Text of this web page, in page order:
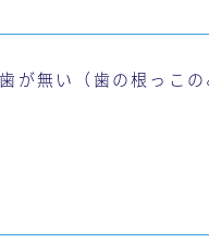
無い（歯の根っこの